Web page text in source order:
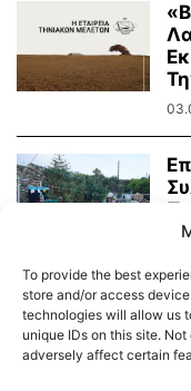
To provide the best
store and/or access
technologies will allow us
unique IDs on this site.
adversely affect certain